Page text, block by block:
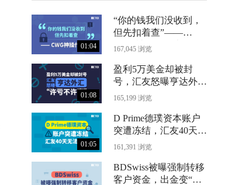
01:04
“你的钱我们没收到，
但先扣着查”——
CWG神操作曝光
167,045 浏览
01:08
盈利5万美金却被封
号，汇友怒曝亨达外汇
“许亏不许赢”
165,199 浏览
01:05
D Prime德璞资本账户
突遭冻结，汇友40天无
法出金
161,391 浏览
BDSwiss被曝强制转移
客户资金，出金变“数